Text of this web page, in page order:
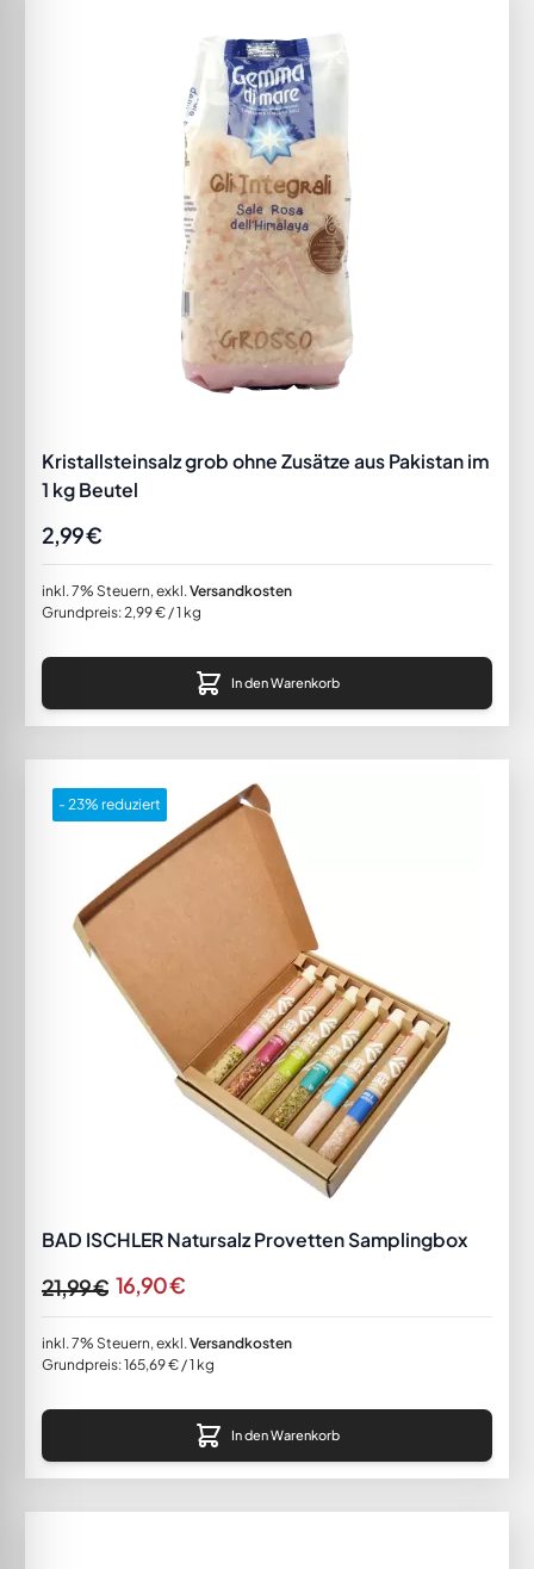
Kristallsteinsalz grob ohne Zusätze aus Pakistan im
1 kg Beutel
2,99 €
inkl. 7% Steuern,exkl.Versandkosten
Grundpreis:2,99 €/ 1 kg
In den Warenkorb
- 23% reduziert
BAD ISCHLER Natursalz Provetten Samplingbox
16,90 €
21,99 €
inkl. 7% Steuern,exkl.Versandkosten
Grundpreis:165,69 €/ 1 kg
In den Warenkorb